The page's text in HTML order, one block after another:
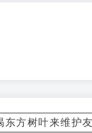
东方树叶来维护